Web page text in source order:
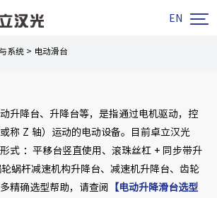
EN 
系统 > 电动滑台
升降台、升降台等，是指通过电机驱动，控
称 Z 轴）运动的电动设备。目前卓立汉光
式 ：平移台竖直使用、滚珠丝杠 + 同步带升
蜗杆减速机构升降台、减速机升降台、齿轮
精确选型帮助，请查阅
【电动升降滑台选型